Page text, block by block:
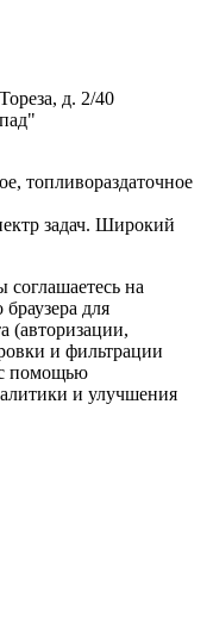
д. 2/40
топливораздаточное
задач. Широкий
соглашаетесь на
для
(авторизации,
и фильтрации
с помощью
и улучшения